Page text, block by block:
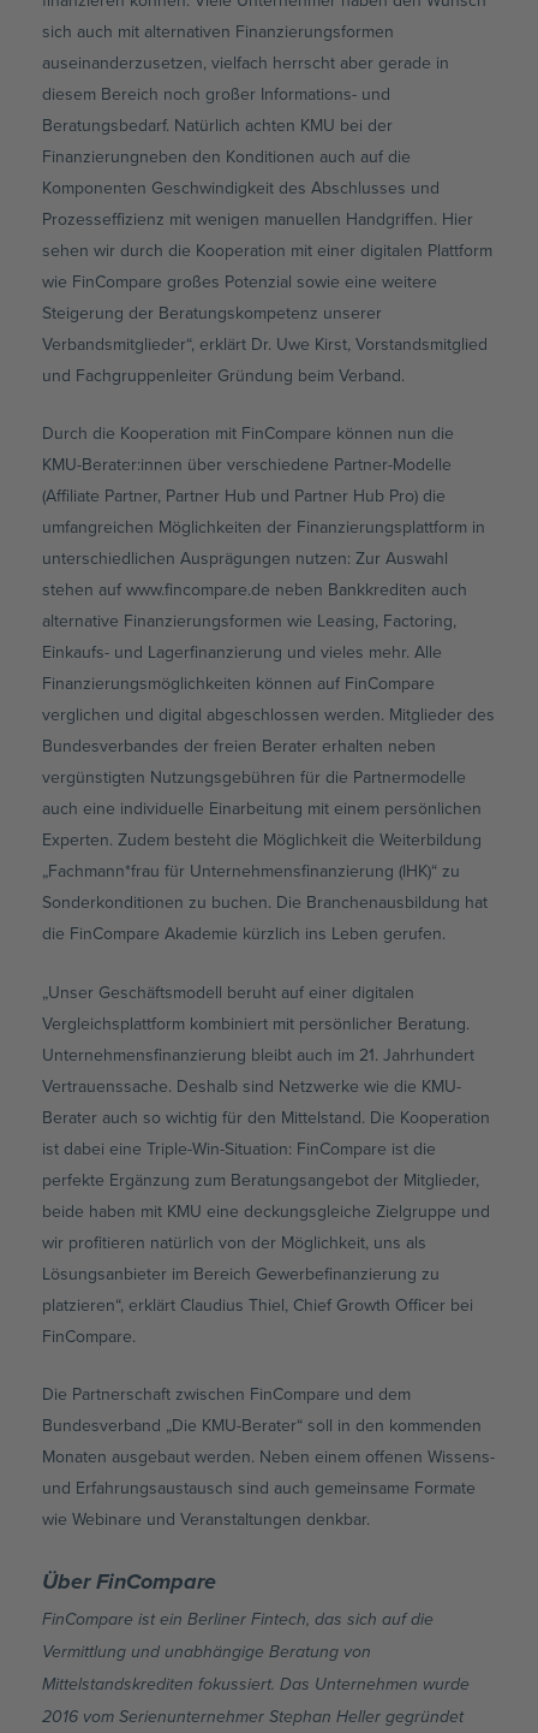
sich auch mit alternativen Finanzierungsformen
auseinanderzusetzen, vielfach herrscht aber gerade in
diesem Bereich noch großer Informations- und
Beratungsbedarf. Natürlich achten KMU bei der
Finanzierungneben den Konditionen auch auf die
Komponenten Geschwindigkeit des Abschlusses und
Prozesseffizienz mit wenigen manuellen Handgriffen. Hier
sehen wir durch die Kooperation mit einer digitalen Plattform
wie FinCompare großes Potenzial sowie eine weitere
Steigerung der Beratungskompetenz unserer
Verbandsmitglieder“, erklärt Dr. Uwe Kirst, Vorstandsmitglied
und Fachgruppenleiter Gründung beim Verband.
Durch die Kooperation mit FinCompare können nun die
KMU-Berater:innen über verschiedene Partner-Modelle
(Affiliate Partner, Partner Hub und Partner Hub Pro) die
umfangreichen Möglichkeiten der Finanzierungsplattform in
unterschiedlichen Ausprägungen nutzen: Zur Auswahl
stehen auf www.fincompare.de neben Bankkrediten auch
alternative Finanzierungsformen wie Leasing, Factoring,
Einkaufs- und Lagerfinanzierung und vieles mehr. Alle
Finanzierungsmöglichkeiten können auf FinCompare
verglichen und digital abgeschlossen werden. Mitglieder des
Bundesverbandes der freien Berater erhalten neben
vergünstigten Nutzungsgebühren für die Partnermodelle
auch eine individuelle Einarbeitung mit einem persönlichen
Experten. Zudem besteht die Möglichkeit die Weiterbildung
„Fachmann*frau für Unternehmensfinanzierung (IHK)“ zu
Sonderkonditionen zu buchen. Die Branchenausbildung hat
die FinCompare Akademie kürzlich ins Leben gerufen.
„Unser Geschäftsmodell beruht auf einer digitalen
Vergleichsplattform kombiniert mit persönlicher Beratung.
Unternehmensfinanzierung bleibt auch im 21. Jahrhundert
Vertrauenssache. Deshalb sind Netzwerke wie die KMU-
Berater auch so wichtig für den Mittelstand. Die Kooperation
ist dabei eine Triple-Win-Situation: FinCompare ist die
perfekte Ergänzung zum Beratungsangebot der Mitglieder,
beide haben mit KMU eine deckungsgleiche Zielgruppe und
wir profitieren natürlich von der Möglichkeit, uns als
Lösungsanbieter im Bereich Gewerbefinanzierung zu
platzieren“, erklärt Claudius Thiel, Chief Growth Officer bei
FinCompare.
Die Partnerschaft zwischen FinCompare und dem
Bundesverband „Die KMU-Berater“ soll in den kommenden
Monaten ausgebaut werden. Neben einem offenen Wissens-
und Erfahrungsaustausch sind auch gemeinsame Formate
wie Webinare und Veranstaltungen denkbar.
Über FinCompare
FinCompare ist ein Berliner Fintech, das sich auf die
Vermittlung und unabhängige Beratung von
Mittelstandskrediten fokussiert. Das Unternehmen wurde
2016 vom Serienunternehmer Stephan Heller gegründet